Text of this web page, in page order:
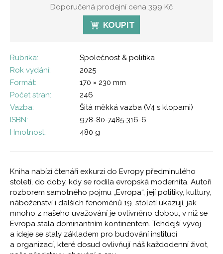
Doporučená prodejní cena 399 Kč
KOUPIT
Rubrika:
Společnost & politika
Rok vydání:
2025
Formát:
170 × 230 mm
Počet stran:
246
Vazba:
Šitá měkká vazba (V4 s klopami)
ISBN:
978-80-7485-316-6
Hmotnost:
480 g
Kniha nabízí čtenáři exkurzi do Evropy předminulého
století, do doby, kdy se rodila evropská modernita. Autoři
rozborem samotného pojmu „Evropa“, její politiky, kultury,
náboženství i dalších fenoménů 19. století ukazují, jak
mnoho z našeho uvažování je ovlivněno dobou, v níž se
Evropa stala dominantním kontinentem. Tehdejší vývoj
a ideje se staly základem pro budování institucí
a organizací, které dosud ovlivňují náš každodenní život,